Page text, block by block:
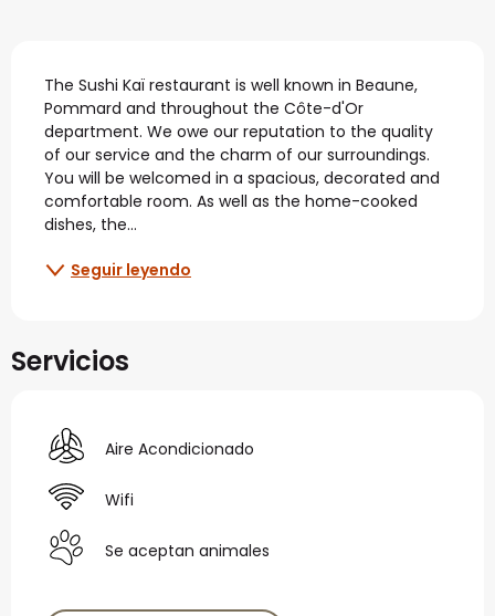
Descripción
The Sushi Kaï restaurant is well known in Beaune,
Pommard and throughout the Côte-d'Or
department. We owe our reputation to the quality
of our service and the charm of our surroundings.
You will be welcomed in a spacious, decorated and
comfortable room. As well as the home-cooked
dishes, the...
Seguir leyendo
Servicios
Aire Acondicionado
Wifi
Se aceptan animales